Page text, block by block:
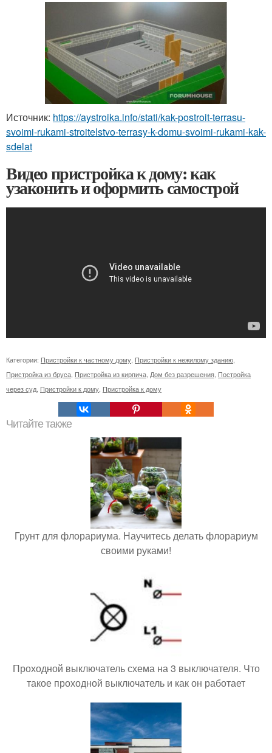
Источник: https://aystroika.info/stati/kak-postroit-terrasu-
svoimi-rukami-stroitelstvo-terrasy-k-domu-svoimi-rukami-kak-
sdelat
Видео пристройка к дому: как
узаконить и оформить самострой
Категории: Пристройки к частному дому, Пристройки к нежилому зданию,
Пристройка из бруса, Пристройка из кирпича, Дом без разрешения, Постройка
через суд, Пристройки к дому, Пристройка к дому
Читайте также
Грунт для флорариума. Научитесь делать флорариум
своими руками!
Проходной выключатель схема на 3 выключателя. Что
такое проходной выключатель и как он работает